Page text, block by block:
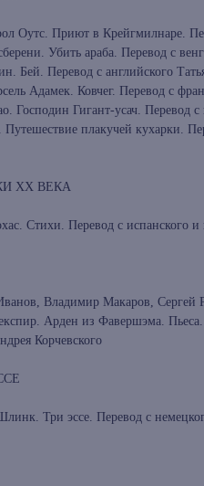
Оутс. Приют в Крейгмилнаре.
Убить араба. Перевод с
Бей. Перевод с английского
Адамек. Ковчег. Перевод с
Господин Гигант-усач. Перевод с
плакучей кухарки.
ХХ ВЕКА
Стихи. Перевод с испанского
Владимир Макаров, Сергей
Арден из Фавершэма. Пьеса.
Корчевского
Три эссе. Перевод с